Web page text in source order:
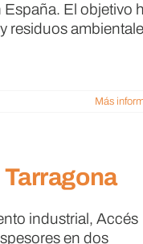
El objetivo
residuos
Más
industrial, Accés
en dos